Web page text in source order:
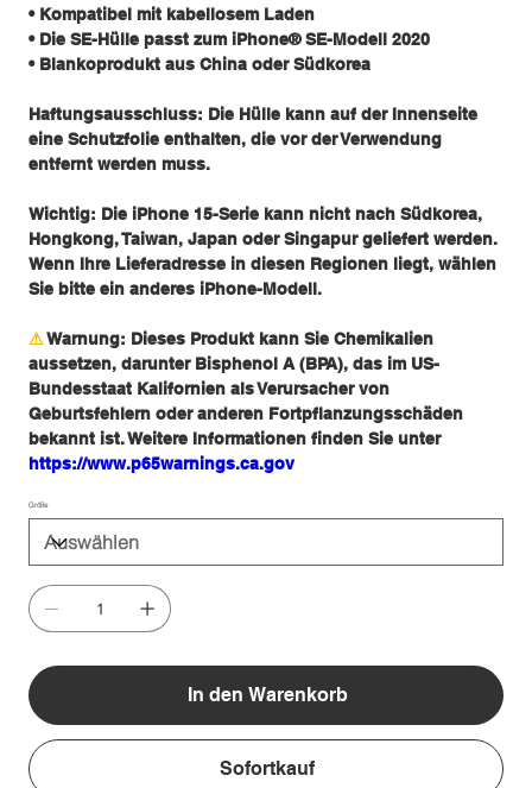
• Kompatibel mit kabellosem Laden
• Die SE-Hülle passt zum iPhone® SE-Modell 2020
• Blankoprodukt aus China oder Südkorea
Haftungsausschluss: Die Hülle kann auf der Innenseite
eine Schutzfolie enthalten, die vor der Verwendung
entfernt werden muss.
Wichtig: Die iPhone 15-Serie kann nicht nach Südkorea,
Hongkong, Taiwan, Japan oder Singapur geliefert werden.
Wenn Ihre Lieferadresse in diesen Regionen liegt, wählen
Sie bitte ein anderes iPhone-Modell.
⚠ Warnung: Dieses Produkt kann Sie Chemikalien
aussetzen, darunter Bisphenol A (BPA), das im US-
Bundesstaat Kalifornien als Verursacher von
Geburtsfehlern oder anderen Fortpflanzungsschäden
bekannt ist. Weitere Informationen finden Sie unter
https://www.p65warnings.ca.gov
Größe
In den Warenkorb
Sofortkauf